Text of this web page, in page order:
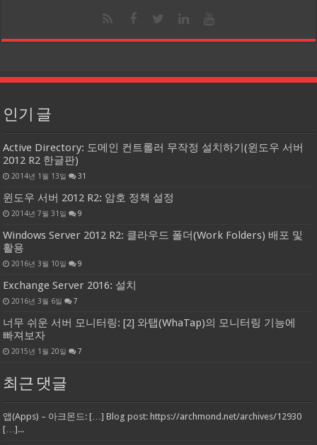
인기 글
Active Directory: 도메인 컨트롤러 무작정 설치하기(윈도우 서버
2012 R2 한글판)
2014년 1월 13일 31
윈도우 서버 2012 R2: 암호 정책 설정
2014년 7월 31일 9
Windows Server 2012 R2: 클라우드 폴더(Work Folders) 배포 및
활용
2016년 3월 10일 9
Exchange Server 2016: 설치
2016년 3월 6일 7
너무 쉬운 서버 모니터링: [2] 와탭(WhaTap)의 모니터링 기능에
빠져보자
2015년 1월 20일 7
최근 댓글
앱(Apps) – 아크몬드: […] Blog post: https://archmond.net/archives/12930
[…]...